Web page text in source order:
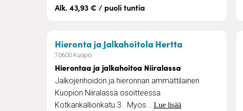
Alk. 43,93 € / puoli tuntia
Hieronta ja Jalkahoitola Hertta– Hierontaa
70600 Kuopio
Hierontaa ja jalkahoitoa Niiralassa
Jalkojenhoidon ja hieronnan ammattilainen
Kuopion Niiralassa osoitteessa
Kotkankallionkatu 3. Myös... Lue lisää